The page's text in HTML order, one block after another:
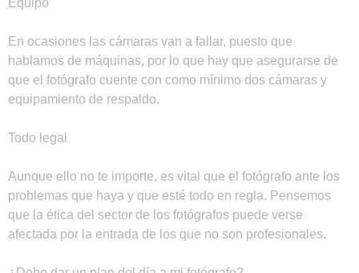
Equipo
En ocasiones las cámaras van a fallar, puesto que
hablamos de máquinas, por lo que hay que asegurarse de
que el fotógrafo cuente con como mínimo dos cámaras y
equipamiento de respaldo.
Todo legal
Aunque ello no te importe, es vital que el fotógrafo ante los
problemas que haya y que esté todo en regla. Pensemos
que la ética del sector de los fotógrafos puede verse
afectada por la entrada de los que no son profesionales.